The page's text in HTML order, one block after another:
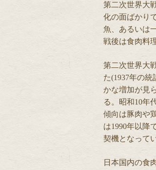
第二次世界大
化の面ばかり
魚、あるいは
戦後は食肉料
第二次世界大
た(1937年の
かな増加が見
る。昭和10年
傾向は豚肉や
は1990年以降
契機となって
日本国内の食